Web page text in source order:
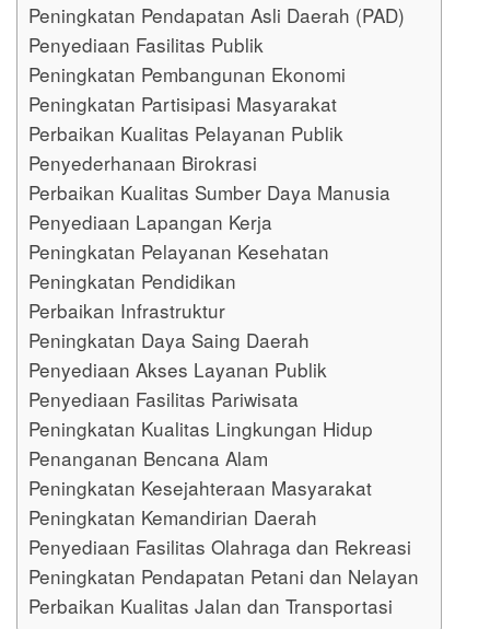
Peningkatan Pendapatan Asli Daerah (PAD)
Penyediaan Fasilitas Publik
Peningkatan Pembangunan Ekonomi
Peningkatan Partisipasi Masyarakat
Perbaikan Kualitas Pelayanan Publik
Penyederhanaan Birokrasi
Perbaikan Kualitas Sumber Daya Manusia
Penyediaan Lapangan Kerja
Peningkatan Pelayanan Kesehatan
Peningkatan Pendidikan
Perbaikan Infrastruktur
Peningkatan Daya Saing Daerah
Penyediaan Akses Layanan Publik
Penyediaan Fasilitas Pariwisata
Peningkatan Kualitas Lingkungan Hidup
Penanganan Bencana Alam
Peningkatan Kesejahteraan Masyarakat
Peningkatan Kemandirian Daerah
Penyediaan Fasilitas Olahraga dan Rekreasi
Peningkatan Pendapatan Petani dan Nelayan
Perbaikan Kualitas Jalan dan Transportasi